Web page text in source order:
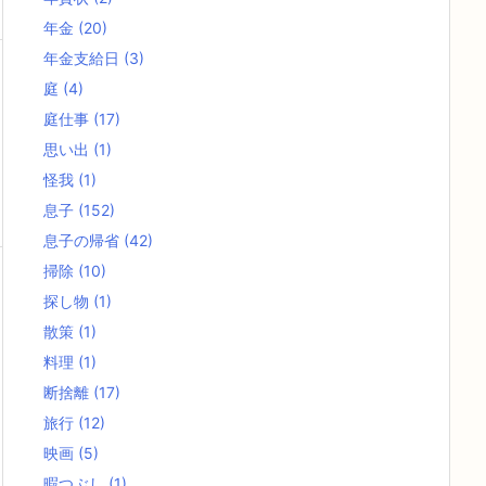
年金 (20)
年金支給日 (3)
庭 (4)
庭仕事 (17)
思い出 (1)
怪我 (1)
息子 (152)
息子の帰省 (42)
掃除 (10)
探し物 (1)
散策 (1)
料理 (1)
断捨離 (17)
旅行 (12)
映画 (5)